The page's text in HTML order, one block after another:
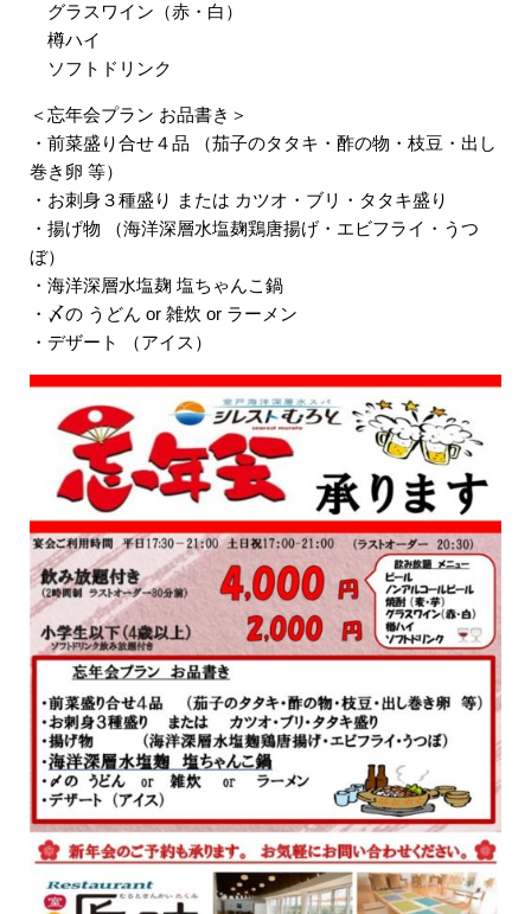
グラスワイン（赤・白）
樽ハイ
ソフトドリンク
＜忘年会プラン お品書き＞
・前菜盛り合せ４品 （茄子のタタキ・酢の物・枝豆・出し
巻き卵 等）
・お刺身３種盛り または カツオ・ブリ・タタキ盛り
・揚げ物 （海洋深層水塩麹鶏唐揚げ・エビフライ・うつ
ぼ）
・海洋深層水塩麹 塩ちゃんこ鍋
・〆の うどん or 雑炊 or ラーメン
・デザート （アイス）